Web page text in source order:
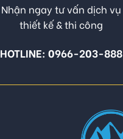
Nhận ngay tư vấn dịch vụ
thiết kế & thi công
HOTLINE: 0966-203-888